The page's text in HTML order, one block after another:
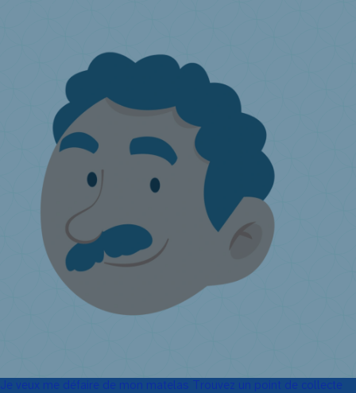
Je veux me défaire de mon matelas
Trouvez un point de collecte